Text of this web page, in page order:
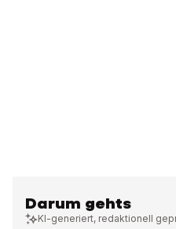
Darum gehts
KI-generiert, redaktionell